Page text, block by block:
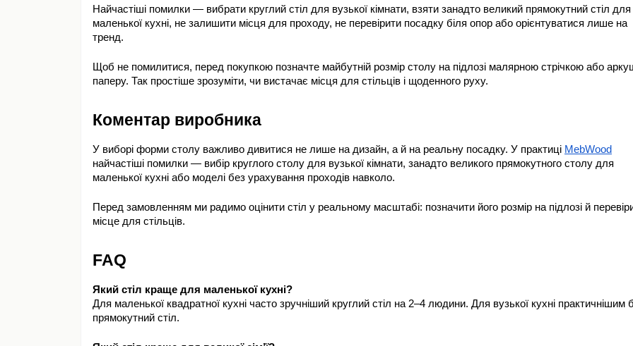
Найчастіші помилки — вибрати круглий стіл для вузької кімнати, взяти занадто великий прямокутний стіл для
маленької кухні, не залишити місця для проходу, не перевірити посадку біля опор або орієнтуватися лише на
тренд.
Щоб не помилитися, перед покупкою позначте майбутній розмір столу на підлозі малярною стрічкою або
паперу. Так простіше зрозуміти, чи вистачає місця для стільців і щоденного руху.
Коментар виробника
У виборі форми столу важливо дивитися не лише на дизайн, а й на реальну посадку. У практиці MebWood
найчастіші помилки — вибір круглого столу для вузької кімнати, занадто великого прямокутного столу для
маленької кухні або моделі без урахування проходів навколо.
Перед замовленням ми радимо оцінити стіл у реальному масштабі: позначити його розмір на підлозі й
місце для стільців.
FAQ
Який стіл краще для маленької кухні?
Для маленької квадратної кухні часто зручніший круглий стіл на 2–4 людини. Для вузької кухні практичнішим
прямокутний стіл.